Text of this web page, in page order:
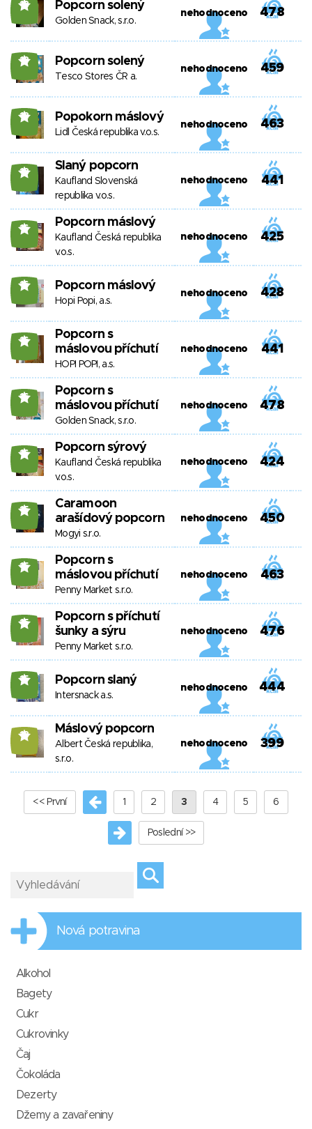
18 Popcorn solený
Golden Snack, s.r.o.
nehodnoceno 478
18 Popcorn solený
Tesco Stores ČR a.
nehodnoceno 459
18 Popokorn máslový
Lidl Česká republika v.o.s.
nehodnoceno 463
18 Slaný popcorn
Kaufland Slovenská
republika v.o.s.
nehodnoceno 441
16 Popcorn máslový
Kaufland Česká republika
v.o.s.
nehodnoceno 425
16 Popcorn máslový
Hopi Popi, a.s.
nehodnoceno 428
16
Popcorn s
máslovou příchutí
HOPI POPI, a.s.
nehodnoceno 441
16
Popcorn s
máslovou příchutí
Golden Snack, s.r.o.
nehodnoceno 478
16 Popcorn sýrový
Kaufland Česká republika
v.o.s.
nehodnoceno 424
15
Caramoon
arašídový popcorn
Mogyi s.r.o.
nehodnoceno 450
15
Popcorn s
máslovou příchutí
Penny Market s.r.o.
nehodnoceno 463
15
Popcorn s příchutí
šunky a sýru
Penny Market s.r.o.
nehodnoceno 476
15 Popcorn slaný
Intersnack a.s.
nehodnoceno 444
13 Máslový popcorn
Albert Česká republika,
s.r.o.
nehodnoceno 399
<< První 1 2 3 4 5 6
Poslední >>
Nová potravina
Alkohol
Bagety
Cukr
Cukrovinky
Čaj
Čokoláda
Dezerty
Džemy a zavařeniny